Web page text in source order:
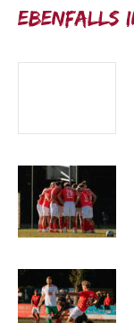
Ebenfalls